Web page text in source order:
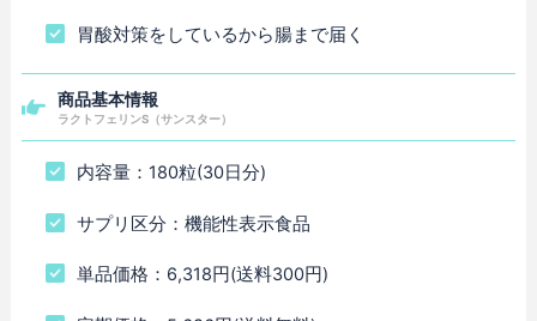
胃酸対策をしているから腸まで届く
商品基本情報
ラクトフェリンS（サンスター）
内容量：180粒(30日分)
サプリ区分：機能性表示食品
単品価格：6,318円(送料300円)